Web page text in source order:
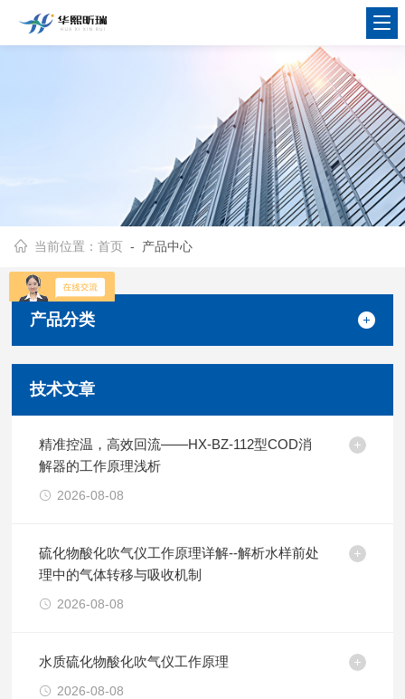
当前位置：首页 - 产品中心
产品分类
技术文章
精准控温，高效回流——HX-BZ-112型COD消
解器的工作原理浅析
2026-08-08
硫化物酸化吹气仪工作原理详解--解析水样前处
理中的气体转移与吸收机制
2026-08-08
水质硫化物酸化吹气仪工作原理
2026-08-08